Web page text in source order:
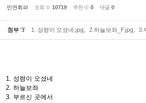
민연휘파 조회 수 10719 추천 수 0 댓글 0
첨부 '3' 1. 성령이 오셨네.jpg, 2.하늘보좌_F.jpg, 3.
1. 성령이 오셨네
2. 하늘보좌
3. 부르신 곳에서